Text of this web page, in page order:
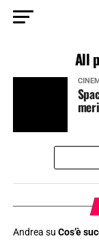
All
Andrea su Cos’è